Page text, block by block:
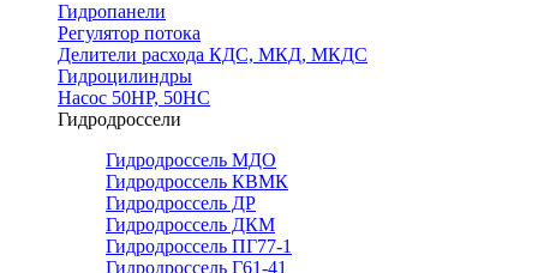
Гидропанели
Регулятор потока
Делители расхода КДС, МКД, МКДС
Гидроцилиндры
Насос 50НР, 50НС
Гидродроссели
Гидродроссель МДО
Гидродроссель КВМК
Гидродроссель ДР
Гидродроссель ДКМ
Гидродроссель ПГ77-1
Гидродроссель Г61-41